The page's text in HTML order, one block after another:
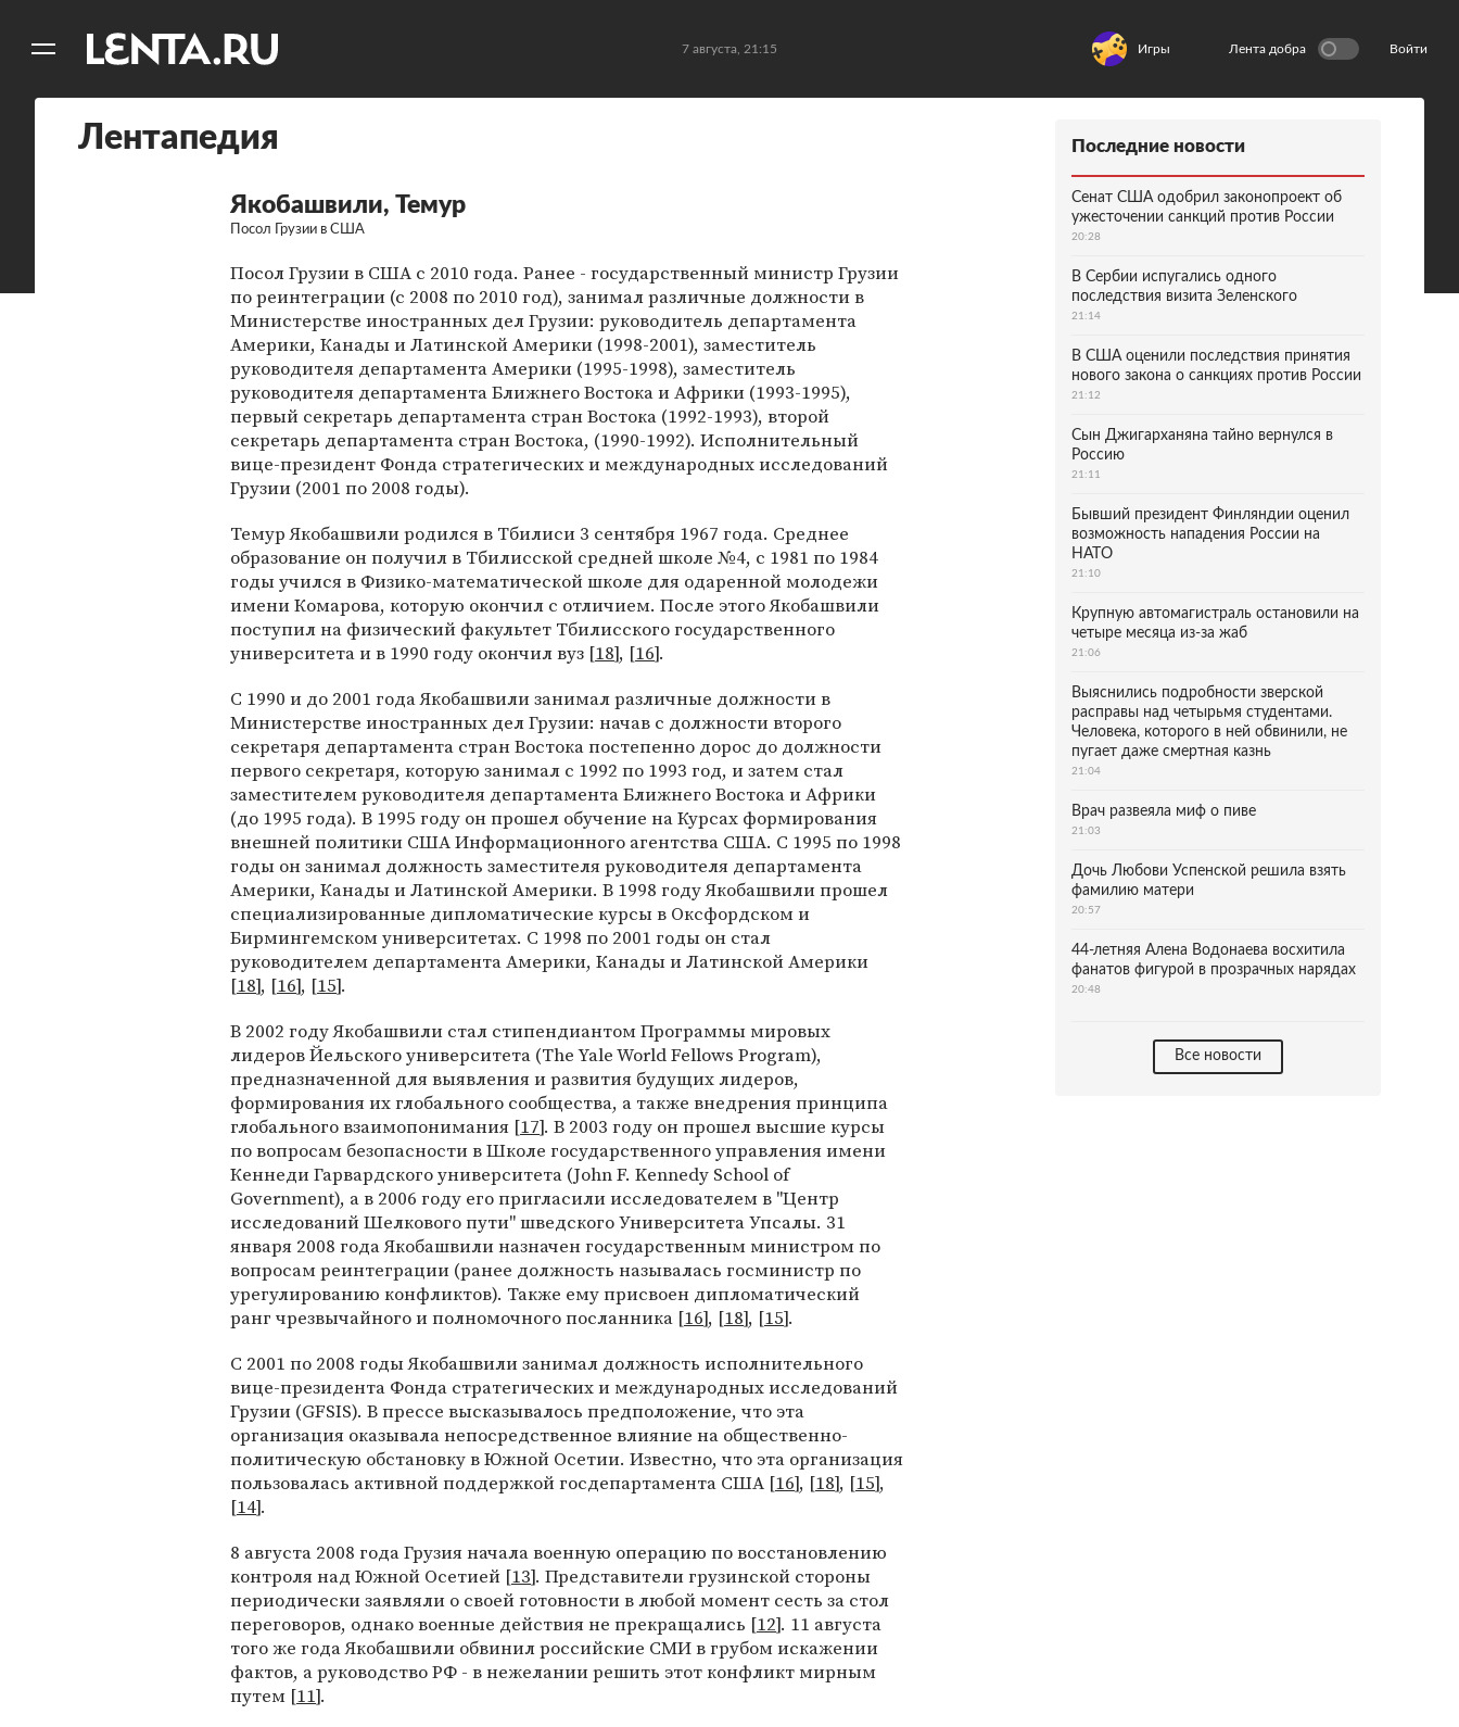
7 августа, 21:15 Игры Лента добра Войти
Лентапедия
Якобашвили, Темур
Посол Грузии в США
Посол Грузии в США с 2010 года. Ранее - государственный министр Грузии
по реинтеграции (с 2008 по 2010 год), занимал различные должности в
Министерстве иностранных дел Грузии: руководитель департамента
Америки, Канады и Латинской Америки (1998-2001), заместитель
руководителя департамента Америки (1995-1998), заместитель
руководителя департамента Ближнего Востока и Африки (1993-1995),
первый секретарь департамента стран Востока (1992-1993), второй
секретарь департамента стран Востока, (1990-1992). Исполнительный
вице-президент Фонда стратегических и международных исследований
Грузии (2001 по 2008 годы).
Темур Якобашвили родился в Тбилиси 3 сентября 1967 года. Среднее
образование он получил в Тбилисской средней школе №4, с 1981 по 1984
годы учился в Физико-математической школе для одаренной молодежи
имени Комарова, которую окончил с отличием. После этого Якобашвили
поступил на физический факультет Тбилисского государственного
университета и в 1990 году окончил вуз [18], [16].
С 1990 и до 2001 года Якобашвили занимал различные должности в
Министерстве иностранных дел Грузии: начав с должности второго
секретаря департамента стран Востока постепенно дорос до должности
первого секретаря, которую занимал с 1992 по 1993 год, и затем стал
заместителем руководителя департамента Ближнего Востока и Африки
(до 1995 года). В 1995 году он прошел обучение на Курсах формирования
внешней политики США Информационного агентства США. С 1995 по 1998
годы он занимал должность заместителя руководителя департамента
Америки, Канады и Латинской Америки. В 1998 году Якобашвили прошел
специализированные дипломатические курсы в Оксфордском и
Бирмингемском университетах. С 1998 по 2001 годы он стал
руководителем департамента Америки, Канады и Латинской Америки
[18], [16], [15].
В 2002 году Якобашвили стал стипендиантом Программы мировых
лидеров Йельского университета (The Yale World Fellows Program),
предназначенной для выявления и развития будущих лидеров,
формирования их глобального сообщества, а также внедрения принципа
глобального взаимопонимания [17]. В 2003 году он прошел высшие курсы
по вопросам безопасности в Школе государственного управления имени
Кеннеди Гарвардского университета (John F. Kennedy School of
Government), а в 2006 году его пригласили исследователем в "Центр
исследований Шелкового пути" шведского Университета Упсалы. 31
января 2008 года Якобашвили назначен государственным министром по
вопросам реинтеграции (ранее должность называлась госминистр по
урегулированию конфликтов). Также ему присвоен дипломатический
ранг чрезвычайного и полномочного посланника [16], [18], [15].
С 2001 по 2008 годы Якобашвили занимал должность исполнительного
вице-президента Фонда стратегических и международных исследований
Грузии (GFSIS). В прессе высказывалось предположение, что эта
организация оказывала непосредственное влияние на общественно-
политическую обстановку в Южной Осетии. Известно, что эта организация
пользовалась активной поддержкой госдепартамента США [16], [18], [15],
[14].
8 августа 2008 года Грузия начала военную операцию по восстановлению
контроля над Южной Осетией [13]. Представители грузинской стороны
периодически заявляли о своей готовности в любой момент сесть за стол
переговоров, однако военные действия не прекращались [12]. 11 августа
того же года Якобашвили обвинил российские СМИ в грубом искажении
фактов, а руководство РФ - в нежелании решить этот конфликт мирным
путем [11].
Последние новости
Сенат США одобрил законопроект об
ужесточении санкций против России
20:28
В Сербии испугались одного
последствия визита Зеленского
21:14
В США оценили последствия принятия
нового закона о санкциях против России
21:12
Сын Джигарханяна тайно вернулся в
Россию
21:11
Бывший президент Финляндии оценил
возможность нападения России на
НАТО
21:10
Крупную автомагистраль остановили на
четыре месяца из-за жаб
21:06
Выяснились подробности зверской
расправы над четырьмя студентами.
Человека, которого в ней обвинили, не
пугает даже смертная казнь
21:04
Врач развеяла миф о пиве
21:03
Дочь Любови Успенской решила взять
фамилию матери
20:57
44-летняя Алена Водонаева восхитила
фанатов фигурой в прозрачных нарядах
20:48
Все новости